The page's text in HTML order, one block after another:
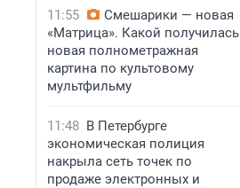
11:55
Смешарики — новая
«Матрица». Какой получилась
новая полнометражная
картина по культовому
мультфильму
11:48 В Петербурге
экономическая полиция
накрыла сеть точек по
продаже электронных и